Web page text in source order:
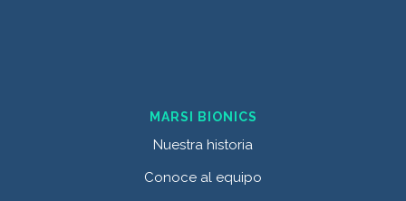
MARSI BIONICS
Nuestra historia
Conoce al equipo